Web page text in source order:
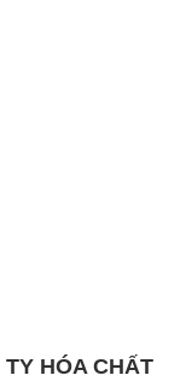
HÓA CHẤT